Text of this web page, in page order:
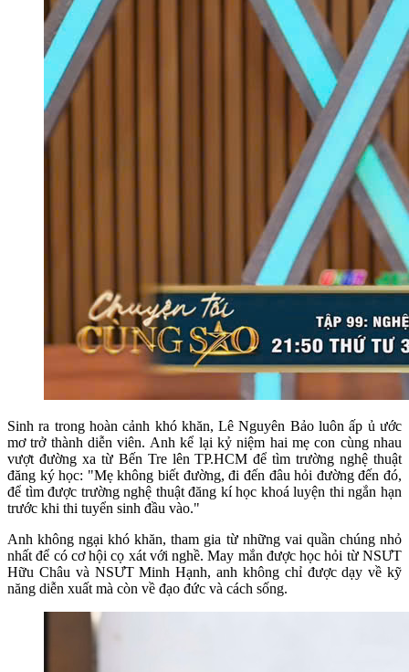
Sinh ra trong hoàn cảnh khó khăn, Lê Nguyên Bảo luôn ấp ủ ước
mơ trở thành diễn viên. Anh kể lại kỷ niệm hai mẹ con cùng nhau
vượt đường xa từ Bến Tre lên TP.HCM để tìm trường nghệ thuật
đăng ký học: "Mẹ không biết đường, đi đến đâu hỏi đường đến đó,
để tìm được trường nghệ thuật đăng kí học khoá luyện thi ngắn hạn
trước khi thi tuyển sinh đầu vào."
Anh không ngại khó khăn, tham gia từ những vai quần chúng nhỏ
nhất để có cơ hội cọ xát với nghề. May mắn được học hỏi từ NSƯT
Hữu Châu và NSƯT Minh Hạnh, anh không chỉ được dạy về kỹ
năng diễn xuất mà còn về đạo đức và cách sống.